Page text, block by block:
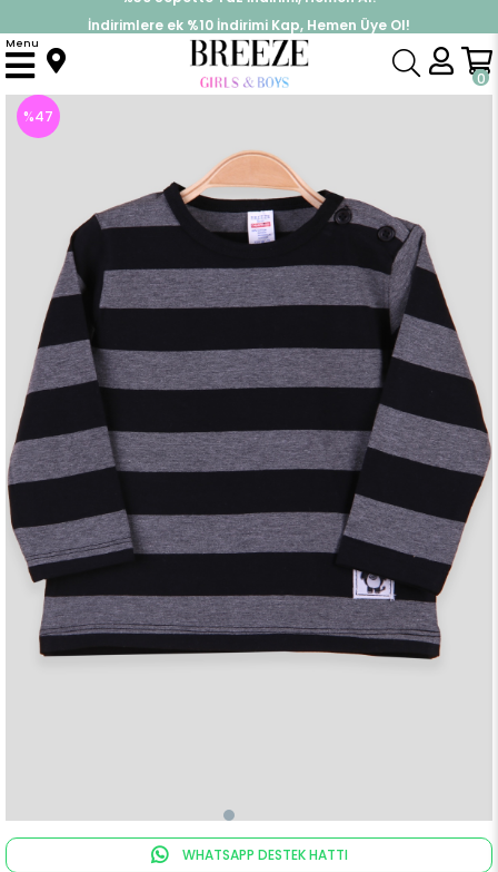
%30 Sepette Yaz İndirimi, Hemen Al!
İndirimlere ek %10 İndirimi Kap, Hemen Üye Ol!
0
Menu
Anasayfa Üst Giyim Uzun Kollu Tişört Erkek Bebek Uzun Kollu Tişört Patlı Çizgili Siyah (9 Ay)
%47
WHATSAPP DESTEK HATTI